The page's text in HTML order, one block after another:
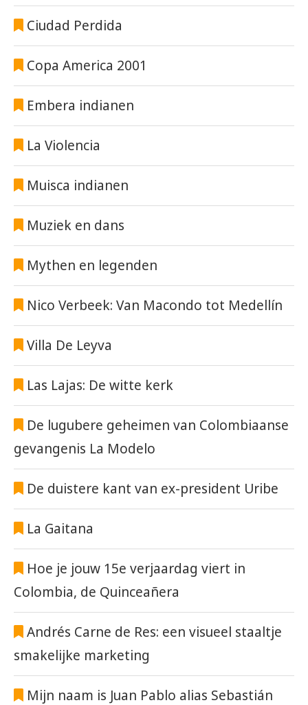
Ciudad Perdida
Copa America 2001
Embera indianen
La Violencia
Muisca indianen
Muziek en dans
Mythen en legenden
Nico Verbeek: Van Macondo tot Medellín
Villa De Leyva
Las Lajas: De witte kerk
De lugubere geheimen van Colombiaanse
gevangenis La Modelo
De duistere kant van ex-president Uribe
La Gaitana
Hoe je jouw 15e verjaardag viert in
Colombia, de Quinceañera
Andrés Carne de Res: een visueel staaltje
smakelijke marketing
Mijn naam is Juan Pablo alias Sebastián